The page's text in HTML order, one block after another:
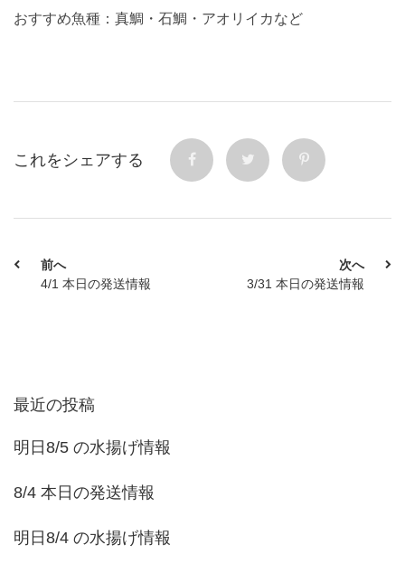
おすすめ魚種：真鯛・石鯛・アオリイカなど
これをシェアする
前へ
4/1 本日の発送情報
次へ
3/31 本日の発送情報
最近の投稿
明日8/5 の水揚げ情報
8/4 本日の発送情報
明日8/4 の水揚げ情報